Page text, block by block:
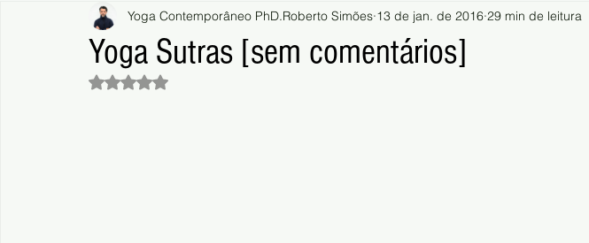
Yoga Sutras [sem comentários]
Yoga Contemporâneo PhD.Roberto Simões 13 de jan. de 2016 29 min de leitura
Avaliado com NaN de 5 estrelas.